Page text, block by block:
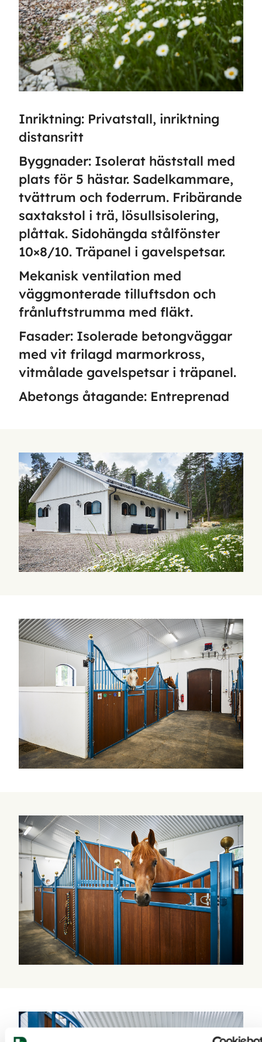
Inriktning: Privatstall, inriktning
distansritt
Byggnader: Isolerat häststall med
plats för 5 hästar. Sadelkammare,
tvättrum och foderrum. Fribärande
saxtakstol i trä, lösullsisolering,
plåttak. Sidohängda stålfönster
10×8/10. Träpanel i gavelspetsar.
Mekanisk ventilation med
väggmonterade tilluftsdon och
frånluftstrumma med fläkt.
Fasader: Isolerade betongväggar
med vit frilagd marmorkross,
vitmålade gavelspetsar i träpanel.
Abetongs åtagande: Entreprenad